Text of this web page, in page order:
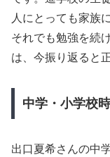
人にとっても家族
それでも勉強を続
は、今振り返ると
中学・小学校
出口夏希さんの中